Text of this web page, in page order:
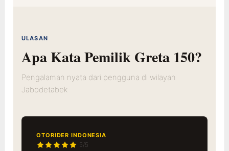
ULASAN
Apa Kata Pemilik Greta 150?
Pengalaman nyata dari pengguna di wilayah
Jabodetabek
OTORIDER INDONESIA
5/5